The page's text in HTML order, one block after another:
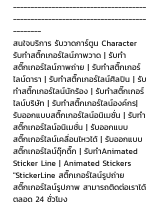
--------------------------------------
--------------------------------------
--------
สนใจบริการ รับวาดการ์ตูน Character
รับทำสติ๊กเกอร์ไลน์ภาพวาด | รับทำ
สติ๊กเกอร์ไลน์ภาพถ่าย | รับทำสติ๊กเกอร์
ไลน์ดารา | รับทำสติ๊กเกอร์ไลน์ศิลปิน | รับ
ทำสติ๊กเกอร์ไลน์นักร้อง | รับทำสติ๊กเกอร์
ไลน์บริษัท | รับทำสติ๊กเกอร์ไลน์องค์กร|
รับออกแบบสติ๊กเกอร์ไลน์อนิเมชั่น | รับทำ
สติ๊กเกอร์ไลน์อนิเมชั่น | รับออกแบบ
สติ๊กเกอร์ไลน์เคลื่อนไหวได้ | รับออกแบบ
สติ๊กเกอร์ไลน์ดุ๊กดิ๊ก | รับทำAnimated
Sticker Line | Animated Stickers
"StickerLine สติ๊กเกอร์ไลน์รูปถ่าย
สติ๊กเกอร์ไลน์รูปภาพ สามารถติดต่อเราได้
ตลอด 24 ชั่วโมง